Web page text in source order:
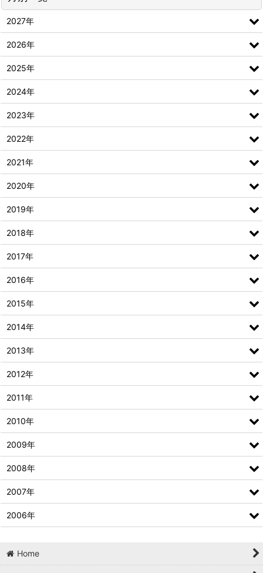
2027年
2026年
2025年
2024年
2023年
2022年
2021年
2020年
2019年
2018年
2017年
2016年
2015年
2014年
2013年
2012年
2011年
2010年
2009年
2008年
2007年
2006年
Home